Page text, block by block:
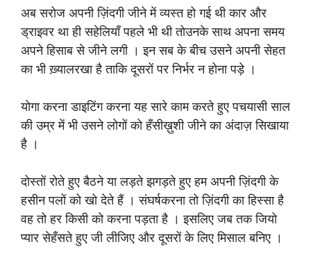
अब सरोज अपनी ज़िंदगी जीने में व्यस्त हो गई थी कार और
ड्राइवर था ही सहेलियाँ पहले भी थी तोउनके साथ अपना समय
अपने हिसाब से जीने लगी । इन सब के बीच उसने अपनी सेहत
का भी ख़्यालरखा है ताकि दूसरों पर निर्भर न होना पड़े ।
योगा करना डाइटिंग करना यह सारे काम करते हुए पचयासी साल
की उम्र में भी उसने लोगों को हँसीख़ुशी जीने का अंदाज़ सिखाया
है ।
दोस्तों रोते हुए बैठने या लड़ते झगड़ते हुए हम अपनी ज़िंदगी के
हसीन पलों को खो देते हैं । संघर्षकरना तो ज़िंदगी का हिस्सा है
वह तो हर किसी को करना पड़ता है । इसलिए जब तक जियो
प्यार सेहँसते हुए जी लीजिए और दूसरों के लिए मिसाल बनिए ।